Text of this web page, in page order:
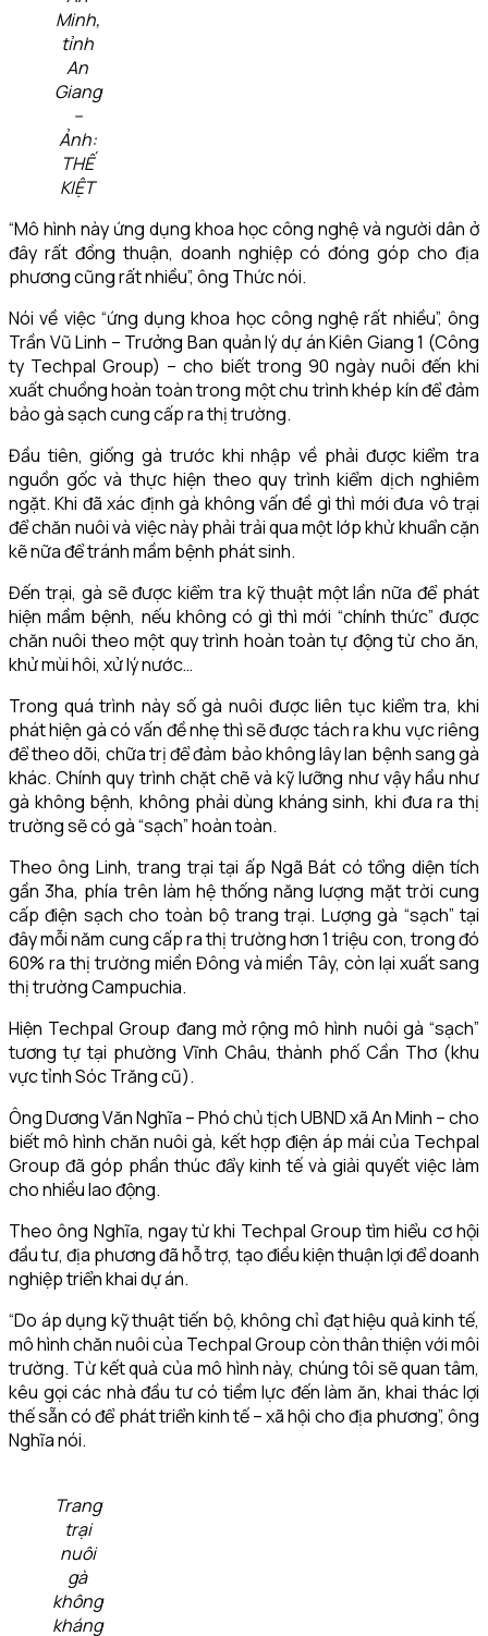
Minh,
tỉnh
An
Giang
–
Ảnh:
THẾ
KIỆT
“Mô hình này ứng dụng khoa học công nghệ và người dân ở
đây rất đồng thuận, doanh nghiệp có đóng góp cho địa
phương cũng rất nhiều”, ông Thức nói.
Nói về việc “ứng dụng khoa học công nghệ rất nhiều”, ông
Trần Vũ Linh – Trưởng Ban quản lý dự án Kiên Giang 1 (Công
ty Techpal Group) – cho biết trong 90 ngày nuôi đến khi
xuất chuồng hoàn toàn trong một chu trình khép kín để đảm
bảo gà sạch cung cấp ra thị trường.
Đầu tiên, giống gà trước khi nhập về phải được kiểm tra
nguồn gốc và thực hiện theo quy trình kiểm dịch nghiêm
ngặt. Khi đã xác định gà không vấn đề gì thì mới đưa vô trại
để chăn nuôi và việc này phải trải qua một lớp khử khuẩn cặn
kẽ nữa để tránh mầm bệnh phát sinh.
Đến trại, gà sẽ được kiểm tra kỹ thuật một lần nữa để phát
hiện mầm bệnh, nếu không có gì thì mới “chính thức” được
chăn nuôi theo một quy trình hoàn toàn tự động từ cho ăn,
khử mùi hôi, xử lý nước…
Trong quá trình này số gà nuôi được liên tục kiểm tra, khi
phát hiện gà có vấn đề nhẹ thì sẽ được tách ra khu vực riêng
để theo dõi, chữa trị để đảm bảo không lây lan bệnh sang gà
khác. Chính quy trình chặt chẽ và kỹ lưỡng như vậy hầu như
gà không bệnh, không phải dùng kháng sinh, khi đưa ra thị
trường sẽ có gà “sạch” hoàn toàn.
Theo ông Linh, trang trại tại ấp Ngã Bát có tổng diện tích
gần 3ha, phía trên làm hệ thống năng lượng mặt trời cung
cấp điện sạch cho toàn bộ trang trại. Lượng gà “sạch” tại
đây mỗi năm cung cấp ra thị trường hơn 1 triệu con, trong đó
60% ra thị trường miền Đông và miền Tây, còn lại xuất sang
thị trường Campuchia.
Hiện Techpal Group đang mở rộng mô hình nuôi gà “sạch”
tương tự tại phường Vĩnh Châu, thành phố Cần Thơ (khu
vực tỉnh Sóc Trăng cũ).
Ông Dương Văn Nghĩa – Phó chủ tịch UBND xã An Minh – cho
biết mô hình chăn nuôi gà, kết hợp điện áp mái của Techpal
Group đã góp phần thúc đẩy kinh tế và giải quyết việc làm
cho nhiều lao động.
Theo ông Nghĩa, ngay từ khi Techpal Group tìm hiểu cơ hội
đầu tư, địa phương đã hỗ trợ, tạo điều kiện thuận lợi để doanh
nghiệp triển khai dự án.
“Do áp dụng kỹ thuật tiến bộ, không chỉ đạt hiệu quả kinh tế,
mô hình chăn nuôi của Techpal Group còn thân thiện với môi
trường. Từ kết quả của mô hình này, chúng tôi sẽ quan tâm,
kêu gọi các nhà đầu tư có tiềm lực đến làm ăn, khai thác lợi
thế sẵn có để phát triển kinh tế – xã hội cho địa phương”, ông
Nghĩa nói.
Trang
trại
nuôi
gà
không
kháng